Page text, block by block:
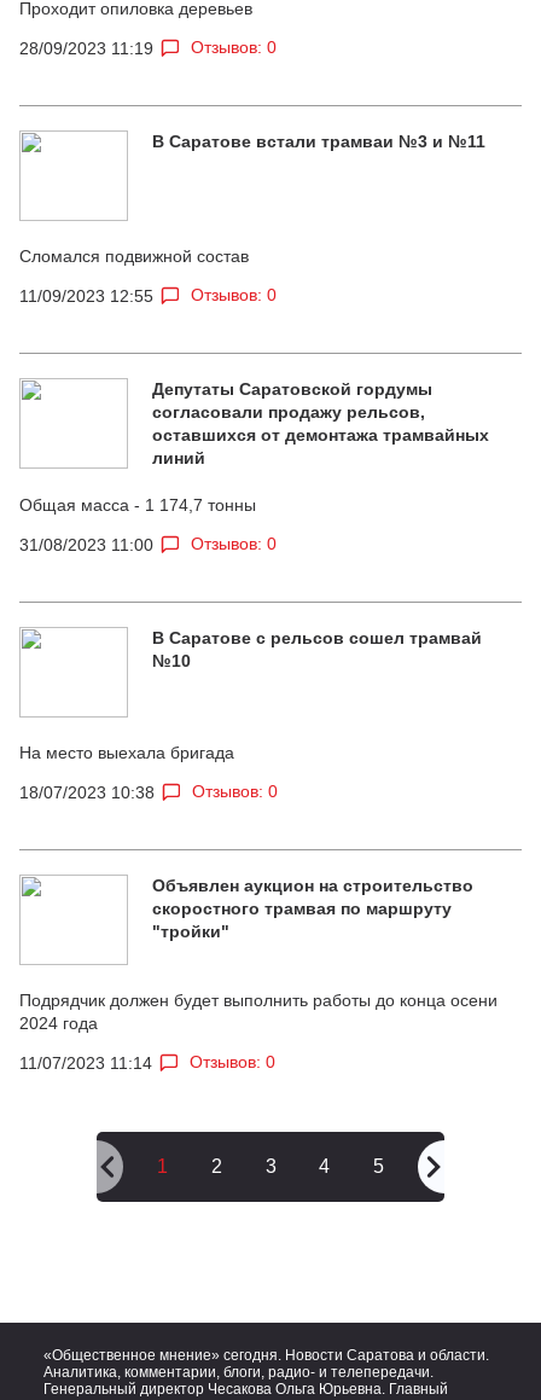
Проходит опиловка деревьев
28/09/2023 11:19 Отзывов: 0
В Саратове встали трамваи №3 и №11
Сломался подвижной состав
11/09/2023 12:55 Отзывов: 0
Депутаты Саратовской гордумы
согласовали продажу рельсов,
оставшихся от демонтажа трамвайных
линий
Общая масса - 1 174,7 тонны
31/08/2023 11:00 Отзывов: 0
В Саратове с рельсов сошел трамвай
№10
На место выехала бригада
18/07/2023 10:38 Отзывов: 0
Объявлен аукцион на строительство
скоростного трамвая по маршруту
"тройки"
Подрядчик должен будет выполнить работы до конца осени
2024 года
11/07/2023 11:14 Отзывов: 0
1 2 3 4 5
«Общественное мнение» сегодня. Новости Саратова и области.
Аналитика, комментарии, блоги, радио- и телепередачи.
Генеральный директор Чесакова Ольга Юрьевна. Главный